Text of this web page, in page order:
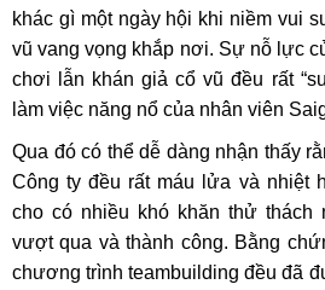
khác gì một ngày hội khi niềm vui
vũ vang vọng khắp nơi. Sự nỗ lực
chơi lẫn khán giả cổ vũ đều rất
làm việc năng nổ của nhân viên
Qua đó có thể dễ dàng nhận thấy
Công ty đều rất máu lửa và nhiệt
cho có nhiều khó khăn thử thách
vượt qua và thành công. Bằng
chương trình teambuilding đều đã